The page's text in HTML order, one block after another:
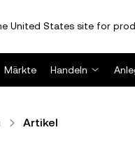
United States site for
Märkte Handeln
Artikel